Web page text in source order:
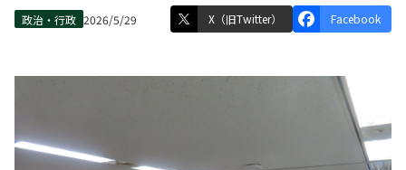
政治・行政 2026/5/29 X（旧Twitter） Facebook